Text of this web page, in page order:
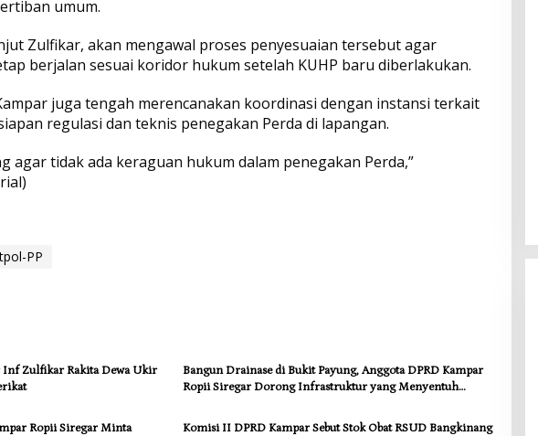
umum.
Zulfikar, akan mengawal proses penyesuaian tersebut agar
berjalan sesuai koridor hukum setelah KUHP baru diberlakukan.
juga tengah merencanakan koordinasi dengan instansi terkait
regulasi dan teknis penegakan Perda di lapangan.
agar tidak ada keraguan hukum dalam penegakan Perda,”
PP
Inf Zulfikar Rakita Dewa Ukir
Bangun Drainase di Bukit Payung, Anggota DPRD Kampar
Ropii Siregar Dorong Infrastruktur yang Menyentuh
Ropii Siregar Minta
Komisi II DPRD Kampar Sebut Stok Obat RSUD Bangkinang